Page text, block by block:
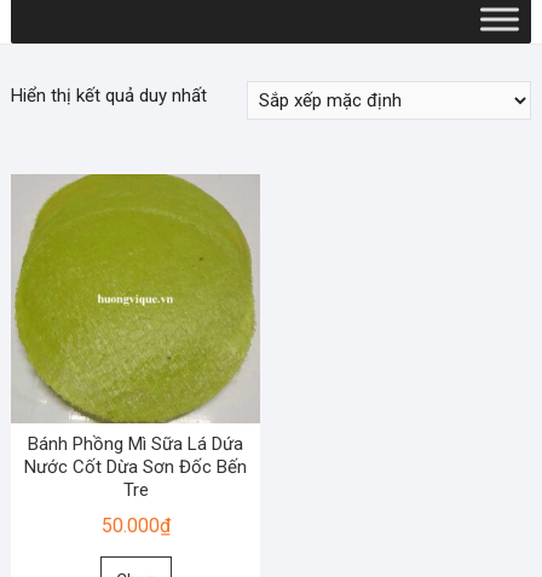
Hiển thị kết quả duy nhất
Bánh Phồng Mì Sữa Lá Dứa
Nước Cốt Dừa Sơn Đốc Bến
Tre
50.000₫
Sản